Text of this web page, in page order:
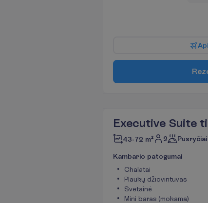
Api
Rez
Executive Suite
43-72 m² 2 Pusryčiai
Kambario patogumai
Chalatai
Plaukų džiovintuvas
Svetainė
Mini baras (mokama)